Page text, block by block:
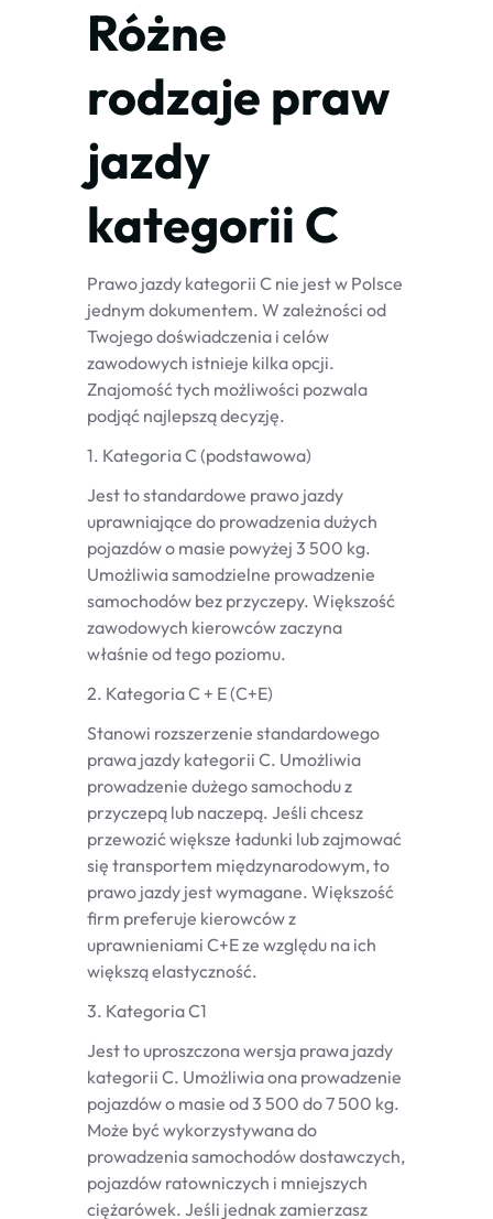
Różne
rodzaje praw
jazdy
kategorii C
Prawo jazdy kategorii C nie jest w Polsce
jednym dokumentem. W zależności od
Twojego doświadczenia i celów
zawodowych istnieje kilka opcji.
Znajomość tych możliwości pozwala
podjąć najlepszą decyzję.
1. Kategoria C (podstawowa)
Jest to standardowe prawo jazdy
uprawniające do prowadzenia dużych
pojazdów o masie powyżej 3 500 kg.
Umożliwia samodzielne prowadzenie
samochodów bez przyczepy. Większość
zawodowych kierowców zaczyna
właśnie od tego poziomu.
2. Kategoria C + E (C+E)
Stanowi rozszerzenie standardowego
prawa jazdy kategorii C. Umożliwia
prowadzenie dużego samochodu z
przyczepą lub naczepą. Jeśli chcesz
przewozić większe ładunki lub zajmować
się transportem międzynarodowym, to
prawo jazdy jest wymagane. Większość
firm preferuje kierowców z
uprawnieniami C+E ze względu na ich
większą elastyczność.
3. Kategoria C1
Jest to uproszczona wersja prawa jazdy
kategorii C. Umożliwia ona prowadzenie
pojazdów o masie od 3 500 do 7 500 kg.
Może być wykorzystywana do
prowadzenia samochodów dostawczych,
pojazdów ratowniczych i mniejszych
ciężarówek. Jeśli jednak zamierzasz